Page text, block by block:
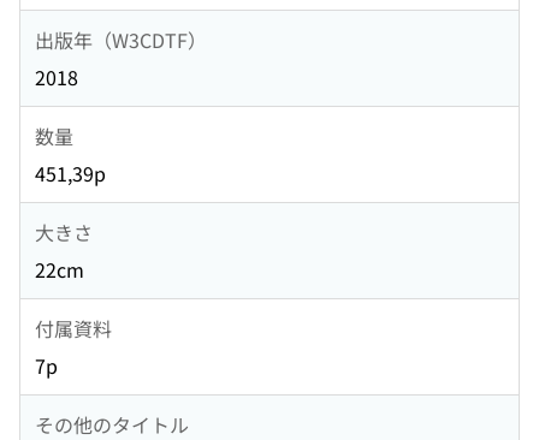
出版年（W3CDTF）
2018
数量
451,39p
大きさ
22cm
付属資料
7p
その他のタイトル